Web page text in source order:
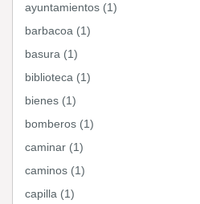
ayuntamientos (1)
barbacoa (1)
basura (1)
biblioteca (1)
bienes (1)
bomberos (1)
caminar (1)
caminos (1)
capilla (1)